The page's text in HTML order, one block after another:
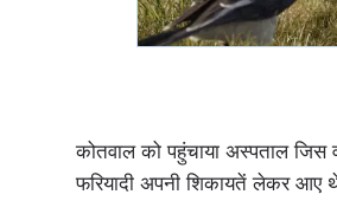
कोतवाल को पहुंचाया अस्पताल जिस
फरियादी अपनी शिकायतें लेकर आए